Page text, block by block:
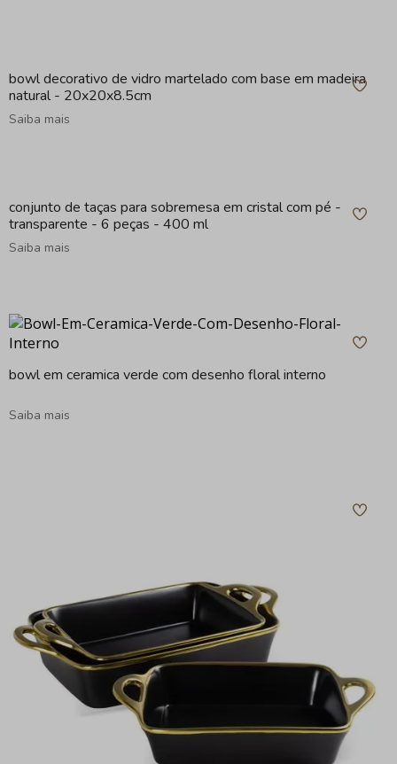
bowl decorativo de vidro martelado com base em madeira
natural - 20x20x8.5cm
Saiba mais
conjunto de taças para sobremesa em cristal com pé -
transparente - 6 peças - 400 ml
Saiba mais
bowl em ceramica verde com desenho floral interno
Saiba mais